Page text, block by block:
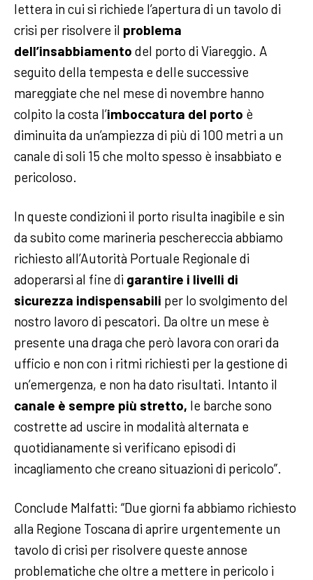
lettera in cui si richiede l’apertura di un tavolo di
crisi per risolvere il problema
dell’insabbiamento del porto di Viareggio. A
seguito della tempesta e delle successive
mareggiate che nel mese di novembre hanno
colpito la costa l’imboccatura del porto è
diminuita da un’ampiezza di più di 100 metri a un
canale di soli 15 che molto spesso è insabbiato e
pericoloso.
In queste condizioni il porto risulta inagibile e sin
da subito come marineria peschereccia abbiamo
richiesto all’Autorità Portuale Regionale di
adoperarsi al fine di garantire i livelli di
sicurezza indispensabili per lo svolgimento del
nostro lavoro di pescatori. Da oltre un mese è
presente una draga che però lavora con orari da
ufficio e non con i ritmi richiesti per la gestione di
un’emergenza, e non ha dato risultati. Intanto il
canale è sempre più stretto, le barche sono
costrette ad uscire in modalità alternata e
quotidianamente si verificano episodi di
incagliamento che creano situazioni di pericolo”.
Conclude Malfatti: “Due giorni fa abbiamo richiesto
alla Regione Toscana di aprire urgentemente un
tavolo di crisi per risolvere queste annose
problematiche che oltre a mettere in pericolo i